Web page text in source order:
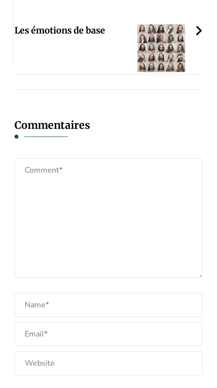
Les émotions de base
Commentaires